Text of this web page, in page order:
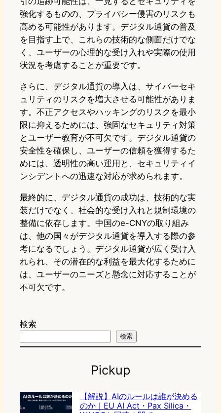
強化するものの、プライバシー侵害のリスクも
高める可能性があります。デジタル通貨の普及
を目指す上で、これらの技術的な側面だけでな
く、ユーザーの心理的な受け入れや実際の使用
状況を考慮することが重要です。
さらに、デジタル通貨の導入は、サイバーセキ
ュリティのリスクを増大させる可能性がありま
す。不正アクセスやハッキングのリスクを最小
限に抑えるためには、強固なセキュリティ対策
とユーザー教育が不可欠です。デジタル通貨の
安全性を確保し、ユーザーの信頼を獲得するた
めには、透明性の高い運用と、セキュリティイ
ンシデントへの迅速な対応が求められます。
最終的に、デジタル通貨の成功は、技術的な実
装だけでなく、社会的な受け入れと規制環境の
整備に依存します。中国のe-CNYの取り組み
は、他の国々がデジタル通貨を導入する際の参
考になるでしょう。デジタル通貨が広く受け入
れられ、その潜在的な利益を最大化するために
は、ユーザーのニーズと懸念に対応することが
不可欠です。
検索
検索
Pickup
【解説】AIのルールは誰が決める
のか｜EU AI Act・Pax Silica・